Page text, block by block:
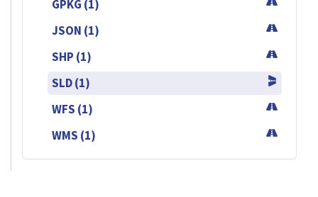
GPKG (1)
JSON (1)
SHP (1)
SLD (1)
WFS (1)
WMS (1)